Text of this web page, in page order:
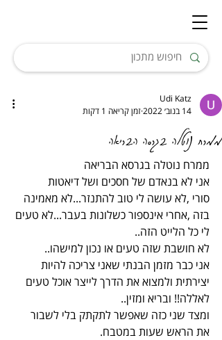
ממרח נוטלה בגרסה הבריאה
Udi Katz
14 בנוב׳ 2022
זמן קריאה 1 דקות
ממרח נוטלה בגרסא הבריאה
אני לא בנאדם של חסכים ושל דיאטות
סורי ,לא עושה לי טוב להתנזר...לא מאמינה
בזה ,אחרי אינספור כשלונות בעבר...לא טעים
לי כל הלייט הזה..
לא חושבת שזה טעים או נכון למישהו..
אני כבר מזמן הבנתי שאני צריכה להיות
יצירתית ולמצוא את הדרך לייצר אוכל טעים
לאללה!! ובריא ומזין..
ומצד שני כזה שאפשר לתקתק בלי לשבור
את הראש שעות במטבח.